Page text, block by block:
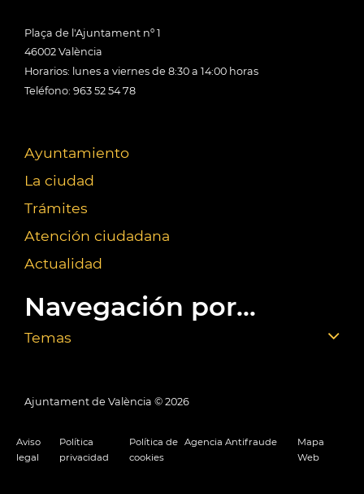
Plaça de l'Ajuntament nº 1
46002 València
Horarios: lunes a viernes de 8:30 a 14:00 horas
Teléfono: 963 52 54 78
Ayuntamiento
La ciudad
Trámites
Atención ciudadana
Actualidad
Navegación por...
Temas
Ajuntament de València © 2026
Aviso
legal
Política
privacidad
Política de
cookies
Agencia Antifraude
Mapa
Web